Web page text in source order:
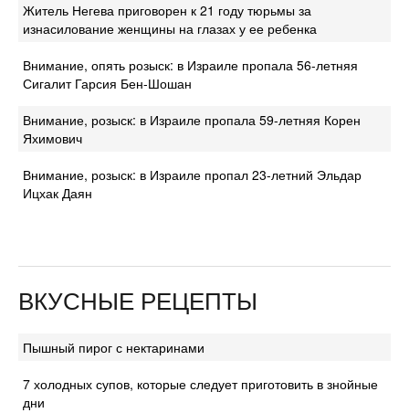
Житель Негева приговорен к 21 году тюрьмы за
изнасилование женщины на глазах у ее ребенка
Внимание, опять розыск: в Израиле пропала 56-летняя
Сигалит Гарсия Бен-Шошан
Внимание, розыск: в Израиле пропала 59-летняя Корен
Яхимович
Внимание, розыск: в Израиле пропал 23-летний Эльдар
Ицхак Даян
ВКУСНЫЕ РЕЦЕПТЫ
Пышный пирог с нектаринами
7 холодных супов, которые следует приготовить в знойные
дни